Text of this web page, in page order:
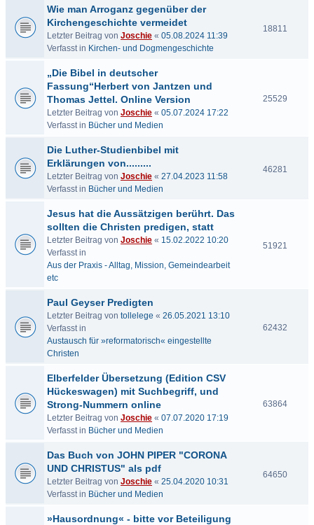
Wie man Arroganz gegenüber der
Kirchengeschichte vermeidet
Letzter Beitrag von Joschie « 05.08.2024 11:39
Verfasst in Kirchen- und Dogmengeschichte
18811
„Die Bibel in deutscher
Fassung“Herbert von Jantzen und
Thomas Jettel. Online Version
Letzter Beitrag von Joschie « 05.07.2024 17:22
Verfasst in Bücher und Medien
25529
Die Luther-Studienbibel mit
Erklärungen von.........
Letzter Beitrag von Joschie « 27.04.2023 11:58
Verfasst in Bücher und Medien
46281
Jesus hat die Aussätzigen berührt. Das
sollten die Christen predigen, statt
Letzter Beitrag von Joschie « 15.02.2022 10:20
Verfasst in
Aus der Praxis - Alltag, Mission, Gemeindearbeit
etc
51921
Paul Geyser Predigten
Letzter Beitrag von tollelege « 26.05.2021 13:10
Verfasst in
Austausch für »reformatorisch« eingestellte
Christen
62432
Elberfelder Übersetzung (Edition CSV
Hückeswagen) mit Suchbegriff, und
Strong-Nummern online
Letzter Beitrag von Joschie « 07.07.2020 17:19
Verfasst in Bücher und Medien
63864
Das Buch von JOHN PIPER "CORONA
UND CHRISTUS" als pdf
Letzter Beitrag von Joschie « 25.04.2020 10:31
Verfasst in Bücher und Medien
64650
»Hausordnung« - bitte vor Beteiligung